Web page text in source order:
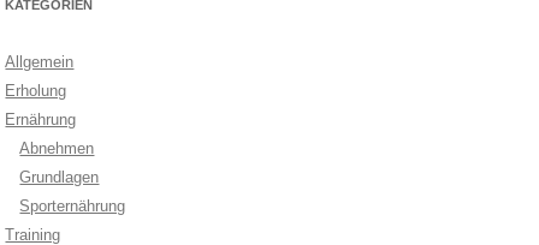
KATEGORIEN
Allgemein
Erholung
Ernährung
Abnehmen
Grundlagen
Sporternährung
Training